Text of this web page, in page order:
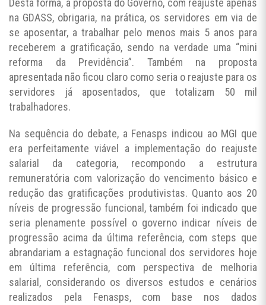
Desta forma, a proposta do Governo, com reajuste apenas
na GDASS, obrigaria, na prática, os servidores em via de
se aposentar, a trabalhar pelo menos mais 5 anos para
receberem a gratificação, sendo na verdade uma “mini
reforma da Previdência”. Também na proposta
apresentada não ficou claro como seria o reajuste para os
servidores já aposentados, que totalizam 50 mil
trabalhadores.
Na sequência do debate, a Fenasps indicou ao MGI que
era perfeitamente viável a implementação do reajuste
salarial da categoria, recompondo a estrutura
remuneratória com valorização do vencimento básico e
redução das gratificações produtivistas. Quanto aos 20
níveis de progressão funcional, também foi indicado que
seria plenamente possível o governo indicar níveis de
progressão acima da última referência, com steps que
abrandariam a estagnação funcional dos servidores hoje
em última referência, com perspectiva de melhoria
salarial, considerando os diversos estudos e cenários
realizados pela Fenasps, com base nos dados